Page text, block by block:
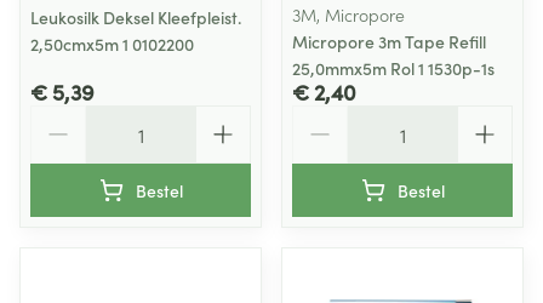
Leukosilk Deksel Kleefpleist.
2,50cmx5m 1 0102200
€ 5,39
Bestel
3M, Micropore
Micropore 3m Tape Refill
25,0mmx5m Rol 1 1530p-1s
€ 2,40
Bestel